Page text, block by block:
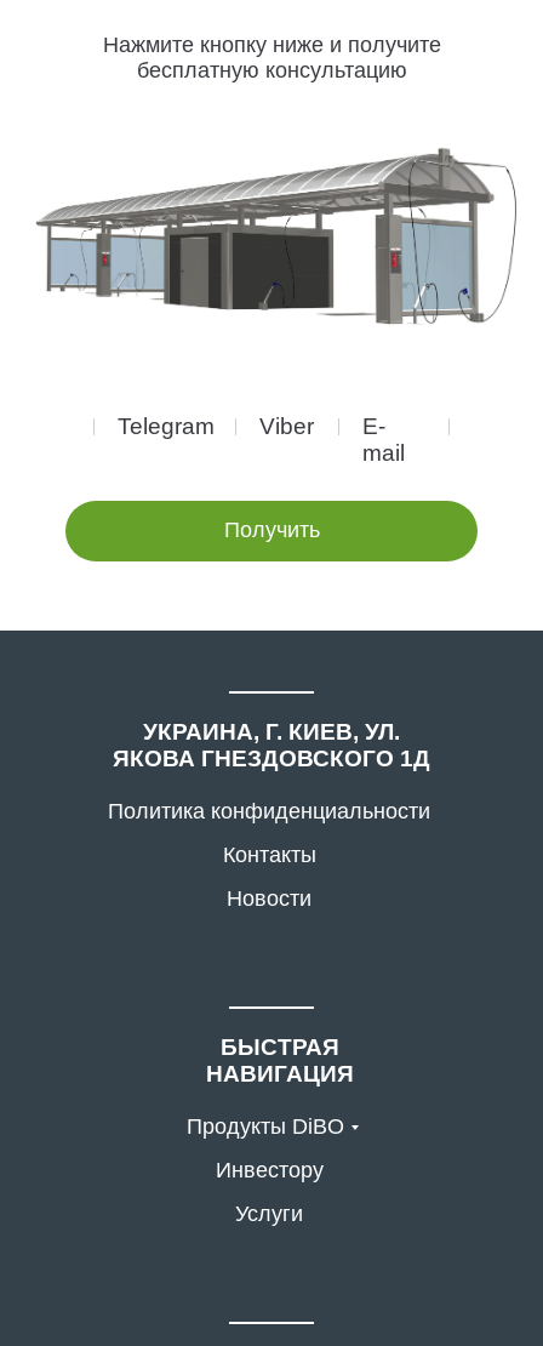
Получить
Нажмите кнопку ниже и получите
бесплатную консультацию
Telegram Viber
E-
mail
УКРАИНА, Г. КИЕВ, УЛ.
ЯКОВА ГНЕЗДОВСКОГО 1Д
БЫСТРАЯ
НАВИГАЦИЯ
Политика конфиденциальности
Контакты
Новости
Продукты DiBO
Инвестору
Услуги